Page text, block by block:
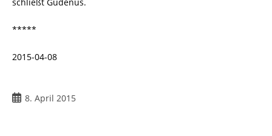
*****
2015-04-08
Beitrag8. April 2015